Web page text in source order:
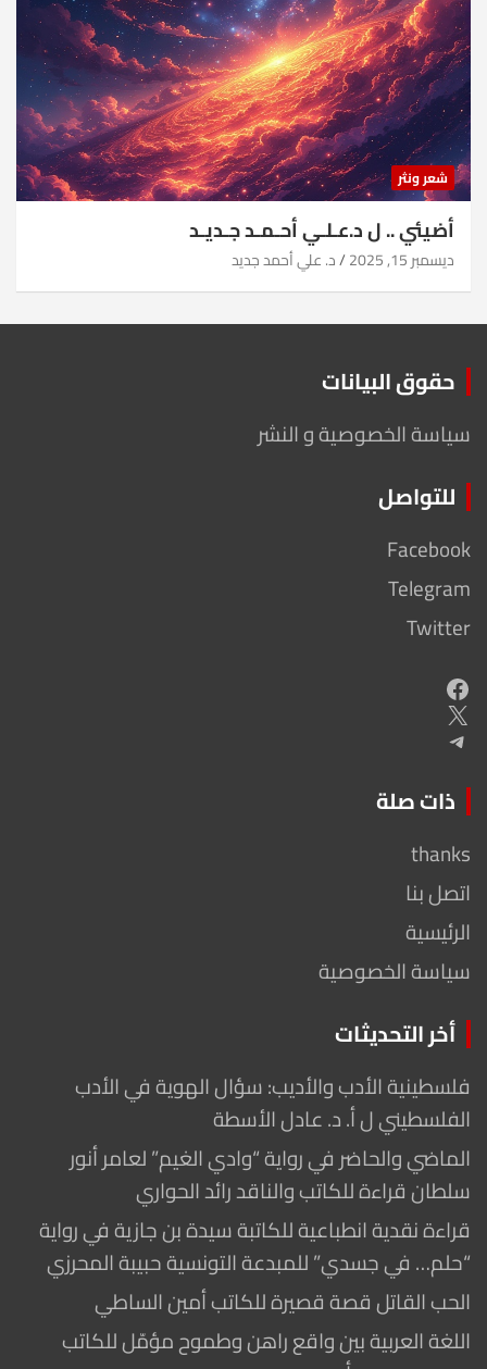
شعر ونثر
أضيئي .. ل د.عـلـي أحـمـد جـديـد
ديسمبر 15, 2025 د. علي أحمد جديد
حقوق البيانات
سياسة الخصوصية و النشر
للتواصل
Facebook
Telegram
Twitter
Facebook
X
Telegram
ذات صلة
thanks
اتصل بنا
الرئيسية
سياسة الخصوصية
أخر التحديثات
فلسطينية الأدب والأديب: سؤال الهوية في الأدب
الفلسطيني ل أ. د. عادل الأسطة
الماضي والحاضر في رواية “وادي الغيم” لعامر أنور
سلطان قراءة للكاتب والناقد رائد الحواري
قراءة نقدية انطباعية للكاتبة سيدة بن جازية في رواية
“حلم… في جسدي” للمبدعة التونسية حبيبة المحرزي
الحب القاتل قصة قصيرة للكاتب أمين الساطي
اللغة العربية بين واقع راهن وطموح مؤمّل للكاتب